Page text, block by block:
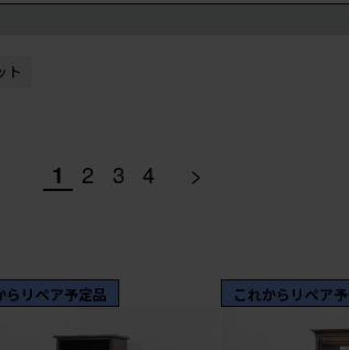
ト
1 2 3 4 >
らリペア予定品 これからリペア